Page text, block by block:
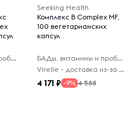
БАДы, витамины и пробиотики
Seeking Health
Комплекс B Complex MF,
100 вегетарианских
капсул
БАДы, витамины и пробиотики
Virelle - доставка из-за рубежа
4 171 -9% 4 588